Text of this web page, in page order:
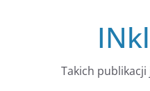
Takich publikacji